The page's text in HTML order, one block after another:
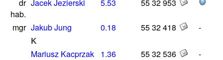
dr
hab.
Jacek Jezierski 5.53 55 32 953
mgr Jakub Jung 0.18 55 32 418
-
K
Mariusz Kacprzak
1.36 55 32 536
-